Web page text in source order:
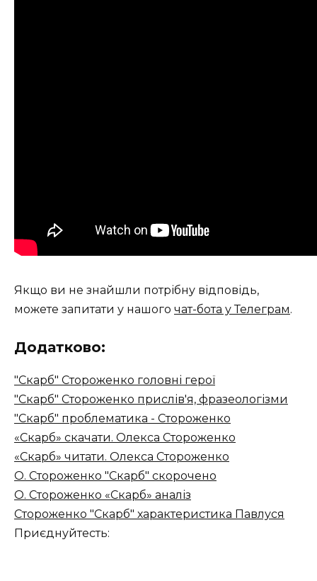
Якщо ви не знайшли потрібну відповідь,
можете запитати у нашого чат-бота у Телеграм.
Додатково:
"Скарб" Стороженко головні герої
"Скарб" Стороженко прислів'я, фразеологізми
"Скарб" проблематика - Стороженко
«Скарб» скачати. Олекса Стороженко
«Скарб» читати. Олекса Стороженко
О. Стороженко "Скарб" скорочено
О. Стороженко «Скарб» аналіз
Стороженко "Скарб" характеристика Павлуся
Приєднуйтесть: